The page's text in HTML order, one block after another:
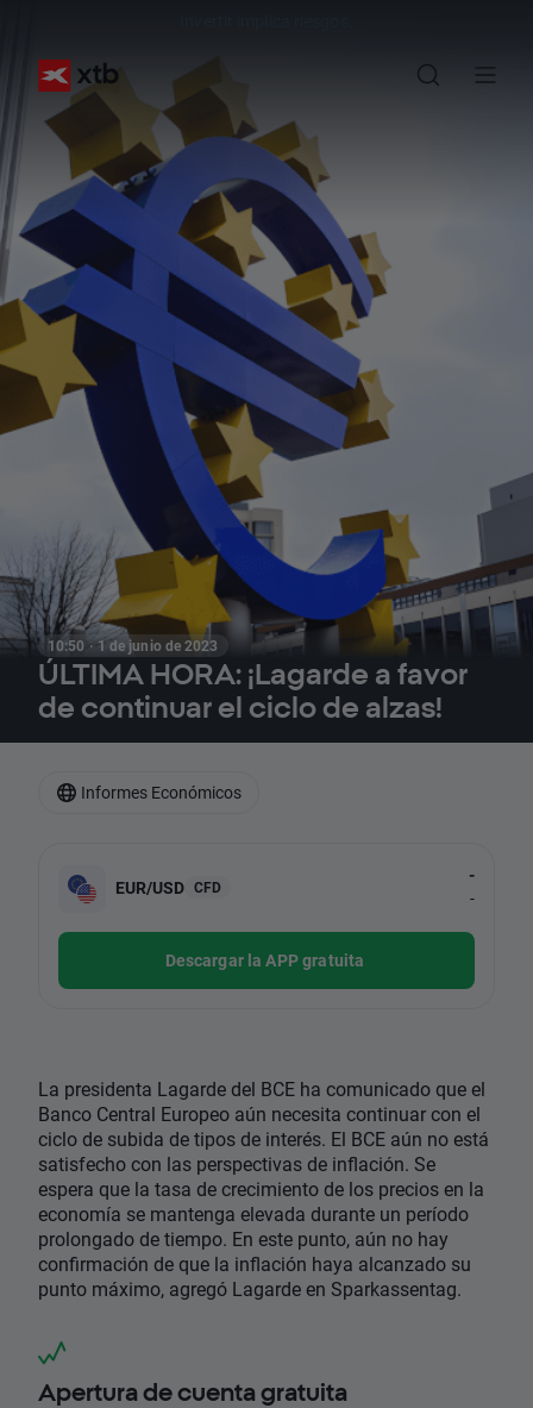
10:50 · 1 de junio de 2023
ÚLTIMA HORA: ¡Lagarde a favor
de continuar el ciclo de alzas!
EUR/USD CFD
-
-
Descargar la APP gratuita
La presidenta Lagarde del BCE ha comunicado que el
Banco Central Europeo aún necesita continuar con el
ciclo de subida de tipos de interés. El BCE aún no está
satisfecho con las perspectivas de inflación. Se
espera que la tasa de crecimiento de los precios en la
economía se mantenga elevada durante un período
prolongado de tiempo. En este punto, aún no hay
confirmación de que la inflación haya alcanzado su
punto máximo, agregó Lagarde en Sparkassentag.
Apertura de cuenta gratuita
Informes Económicos